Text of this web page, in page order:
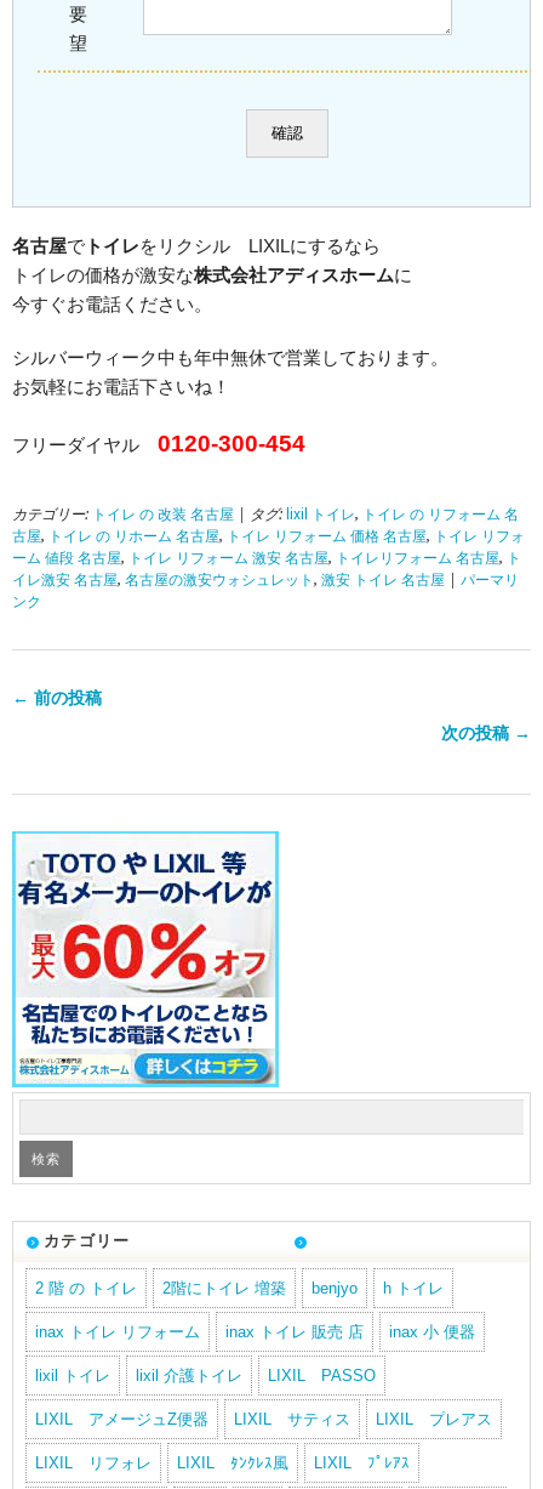
要
望
名古屋で トイレをリクシル LIXILにするなら
トイレの価格が激安な株式会社アディスホームに
今すぐお電話ください。
シルバーウィーク中も年中無休で営業しております。
お気軽にお電話下さいね！
フリーダイヤル 0120-300-454
カテゴリー: トイレ の 改装 名古屋 | タグ: lixil トイレ, トイレ の リフォーム 名
古屋, トイレ の リホーム 名古屋, トイレ リフォーム 価格 名古屋, トイレ リフォ
ーム 値段 名古屋, トイレ リフォーム 激安 名古屋, トイレリフォーム 名古屋, ト
イレ激安 名古屋, 名古屋の激安ウォシュレット , 激安 トイレ 名古屋
パーマリ
ンク
← 前の投稿
次の投稿 →
カテゴリー
2 階 の トイレ 2階にトイレ 増築 benjyo h トイレ
inax トイレ リフォーム inax トイレ 販売 店 inax 小 便器
lixil トイレ lixil 介護トイレ LIXIL PASSO
LIXIL アメージュZ便器 LIXIL サティス LIXIL プレアス
LIXIL リフォレ LIXIL ﾀﾝｸﾚｽ風 LIXIL ﾌﾟﾚｱｽ